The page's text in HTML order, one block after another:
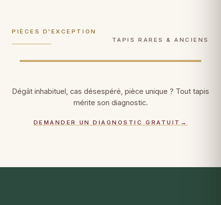
PIÈCES D'EXCEPTION
TAPIS RARES & ANCIENS
Dégât inhabituel, cas désespéré, pièce unique ? Tout tapis
mérite son diagnostic.
DEMANDER UN DIAGNOSTIC GRATUIT →